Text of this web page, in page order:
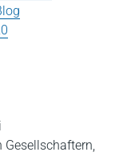
Gesellschaftern,